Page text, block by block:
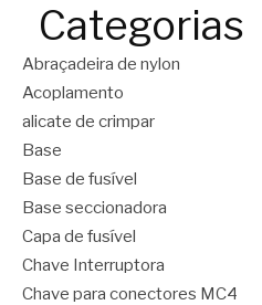
Categorias
Abraçadeira de nylon
Acoplamento
alicate de crimpar
Base
Base de fusível
Base seccionadora
Capa de fusível
Chave Interruptora
Chave para conectores MC4